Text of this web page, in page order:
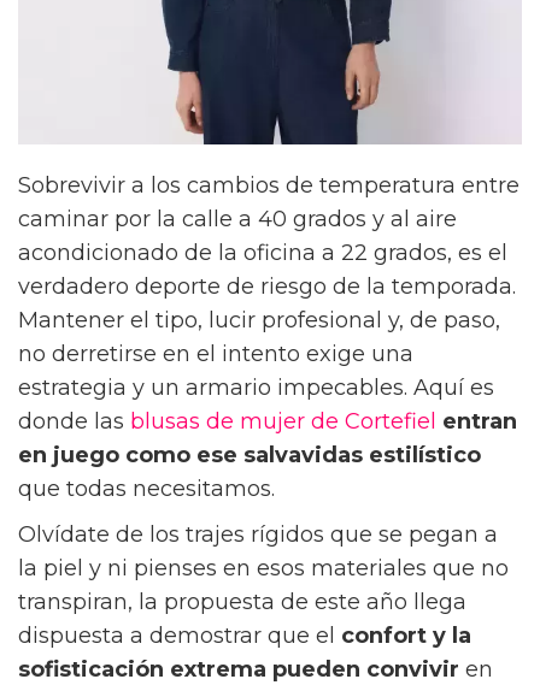
Sobrevivir a los cambios de temperatura entre
caminar por la calle a 40 grados y al aire
acondicionado de la oficina a 22 grados, es el
verdadero deporte de riesgo de la temporada.
Mantener el tipo, lucir profesional y, de paso,
no derretirse en el intento exige una
estrategia y un armario impecables. Aquí es
donde las blusas de mujer de Cortefiel entran
en juego como ese salvavidas estilístico
que todas necesitamos.
Olvídate de los trajes rígidos que se pegan a
la piel y ni pienses en esos materiales que no
transpiran, la propuesta de este año llega
dispuesta a demostrar que el confort y la
sofisticación extrema pueden convivir en